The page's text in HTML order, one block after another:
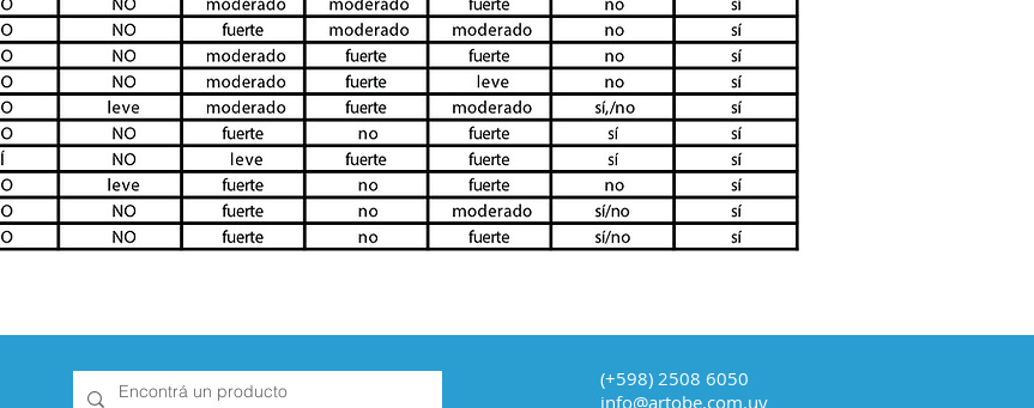
(+598) 2508 6050
info@artobe.com.uy